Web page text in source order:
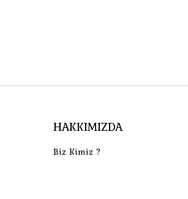
HAKKIMIZDA
Biz Kimiz ?